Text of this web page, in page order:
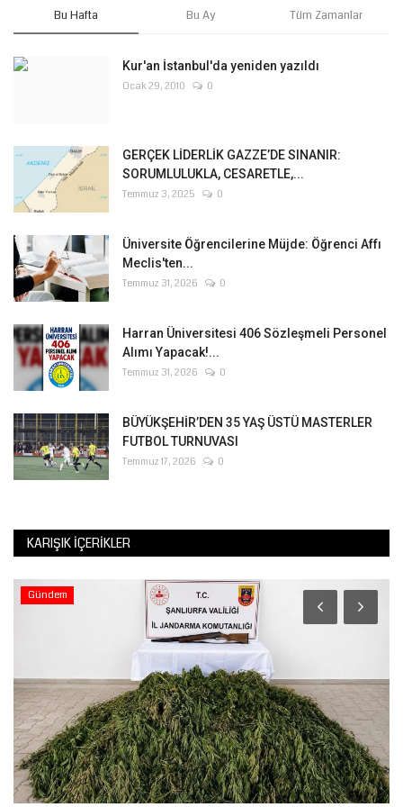
Bu Hafta Bu Ay Tüm Zamanlar
Kur'an İstanbul'da yeniden yazıldı
Ocak 29, 2010 0
GERÇEK LİDERLİK GAZZE’DE SINANIR:
SORUMLULUKLA, CESARETLE,...
Temmuz 3, 2025 0
Üniversite Öğrencilerine Müjde: Öğrenci Affı
Meclis'ten...
Temmuz 31, 2026 0
Harran Üniversitesi 406 Sözleşmeli Personel
Alımı Yapacak!...
Temmuz 31, 2026 0
BÜYÜKŞEHİR’DEN 35 YAŞ ÜSTÜ MASTERLER
FUTBOL TURNUVASI
Temmuz 17, 2026 0
KARIŞIK İÇERIKLER
Gündem